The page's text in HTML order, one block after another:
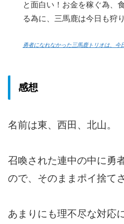
と面白い！お金を稼ぐ為、
る為に、三馬鹿は今日も狩
勇者になれなかった三馬鹿トリオは、今
感想
名前は東、西田、北山。
召喚された連中の中に勇
ので、そのままポイ捨て
あまりにも理不尽な対応